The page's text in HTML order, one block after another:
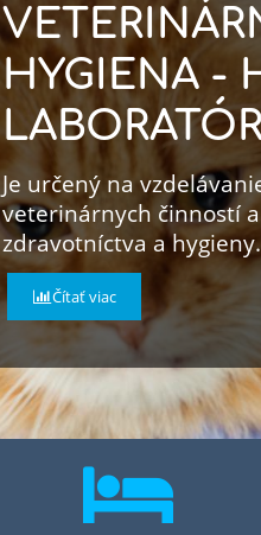
HYGIENA -
Je určený na
veterinárnych činností
zdravotníctva a hygieny.
Čítať viac